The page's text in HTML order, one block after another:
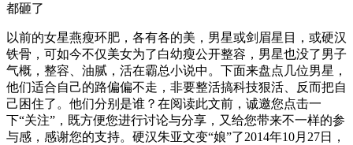
都砸了
以前的女星燕瘦环肥，各有各的美，男星或剑眉星目，或硬汉
铁骨，可如今不仅美女为了白幼瘦公开整容，男星也没了男子
气概，整容、油腻，活在霸总小说中。下面来盘点几位男星，
他们适合自己的路偏偏不走，非要整活搞科技狠活、反而把自
己困住了。他们分别是谁？在阅读此文前，诚邀您点击一
下“关注”，既方便您进行讨论与分享，又给您带来不一样的参
与感，感谢您的支持。硬汉朱亚文变“娘”了2014年10月27日，